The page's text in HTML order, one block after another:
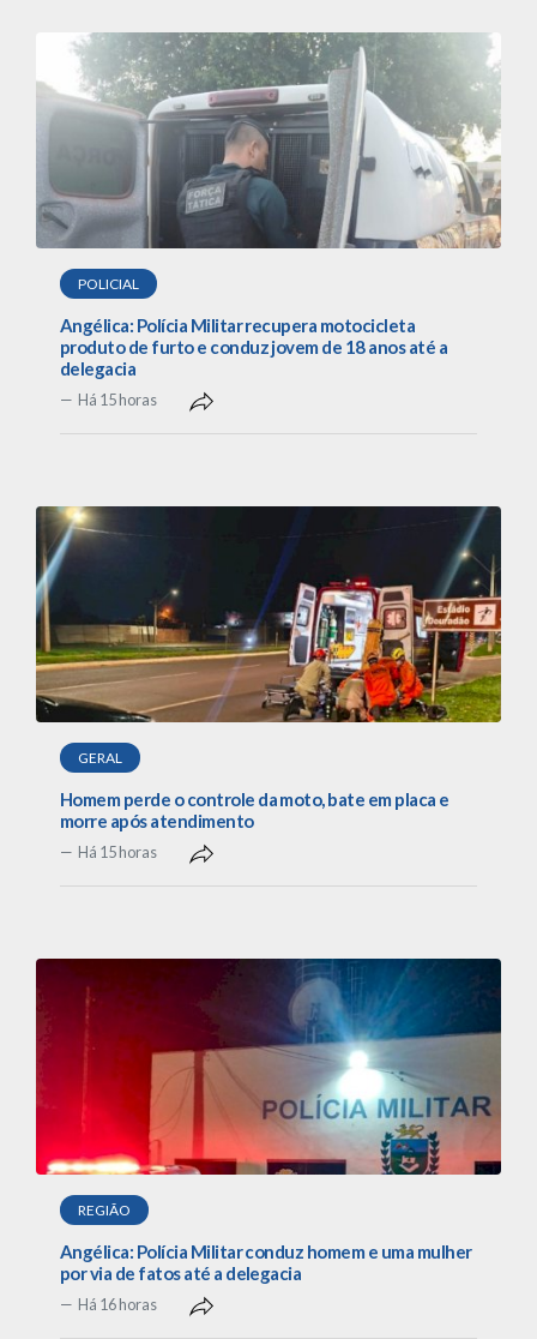
POLICIAL
Angélica: Polícia Militar recupera motocicleta
produto de furto e conduz jovem de 18 anos até a
delegacia
Há 15 horas
GERAL
Homem perde o controle da moto, bate em placa e
morre após atendimento
Há 15 horas
REGIÃO
Angélica: Polícia Militar conduz homem e uma mulher
por via de fatos até a delegacia
Há 16 horas